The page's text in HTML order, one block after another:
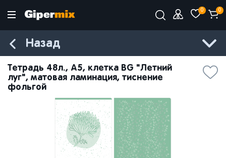
0 0
Назад
Тетрадь 48л., А5, клетка BG "Летний
луг", матовая ламинация, тиснение
фольгой